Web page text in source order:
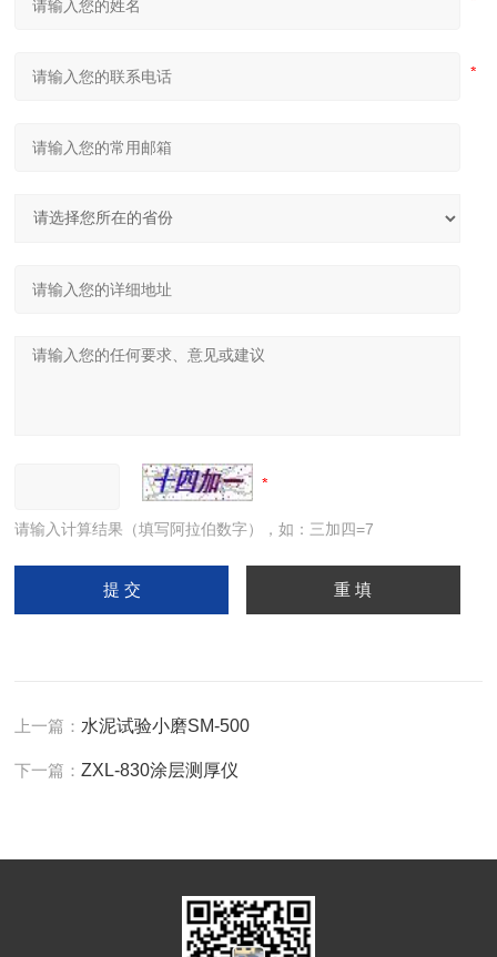
请输入计算结果（填写阿拉伯数字），如：三加四=7
上一篇： 水泥试验小磨SM-500
下一篇：ZXL-830涂层测厚仪